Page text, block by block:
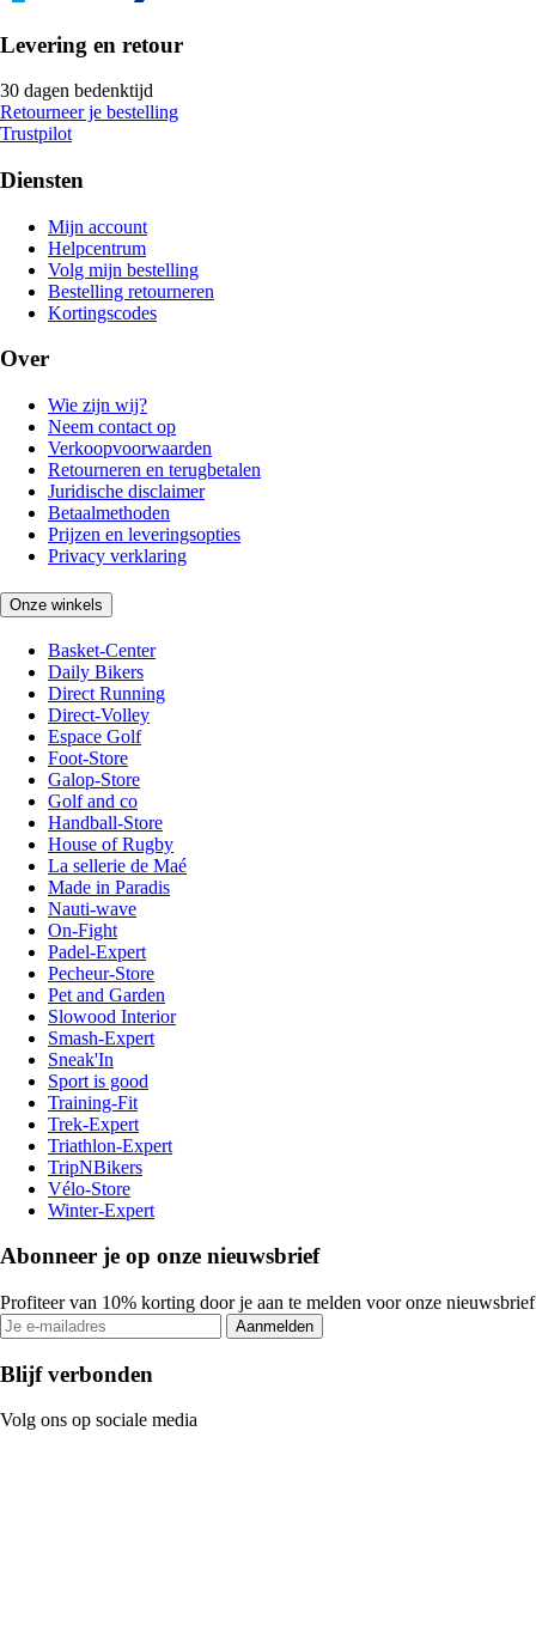
Levering en retour
30 dagen bedenktijd
Retourneer je bestelling
Trustpilot
Diensten
Mijn account
Helpcentrum
Volg mijn bestelling
Bestelling retourneren
Kortingscodes
Over
Wie zijn wij?
Neem contact op
Verkoopvoorwaarden
Retourneren en terugbetalen
Juridische disclaimer
Betaalmethoden
Prijzen en leveringsopties
Privacy verklaring
Onze winkels
Basket-Center
Daily Bikers
Direct Running
Direct-Volley
Espace Golf
Foot-Store
Galop-Store
Golf and co
Handball-Store
House of Rugby
La sellerie de Maé
Made in Paradis
Nauti-wave
On-Fight
Padel-Expert
Pecheur-Store
Pet and Garden
Slowood Interior
Smash-Expert
Sneak'In
Sport is good
Training-Fit
Trek-Expert
Triathlon-Expert
TripNBikers
Vélo-Store
Winter-Expert
Abonneer je op onze nieuwsbrief
Profiteer van 10% korting door je aan te melden voor onze nieuwsbrief
Aanmelden
Blijf verbonden
Volg ons op sociale media